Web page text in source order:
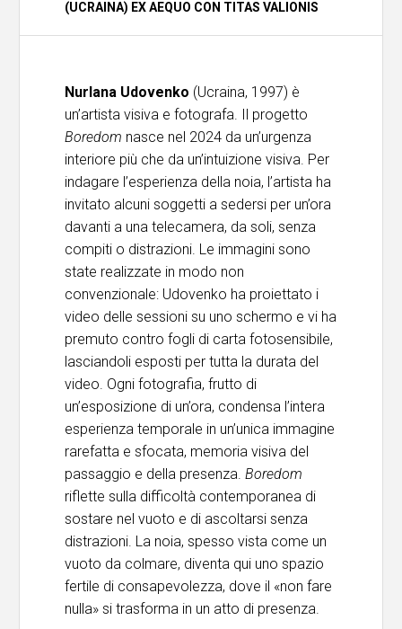
(UCRAINA) EX AEQUO CON TITAS VALIONIS
Nurlana Udovenko (Ucraina, 1997) è
un’artista visiva e fotografa. Il progetto
Boredom nasce nel 2024 da un’urgenza
interiore più che da un’intuizione visiva. Per
indagare l’esperienza della noia, l’artista ha
invitato alcuni soggetti a sedersi per un’ora
davanti a una telecamera, da soli, senza
compiti o distrazioni. Le immagini sono
state realizzate in modo non
convenzionale: Udovenko ha proiettato i
video delle sessioni su uno schermo e vi ha
premuto contro fogli di carta fotosensibile,
lasciandoli esposti per tutta la durata del
video. Ogni fotografia, frutto di
un’esposizione di un’ora, condensa l’intera
esperienza temporale in un’unica immagine
rarefatta e sfocata, memoria visiva del
passaggio e della presenza. Boredom
riflette sulla difficoltà contemporanea di
sostare nel vuoto e di ascoltarsi senza
distrazioni. La noia, spesso vista come un
vuoto da colmare, diventa qui uno spazio
fertile di consapevolezza, dove il «non fare
nulla» si trasforma in un atto di presenza.